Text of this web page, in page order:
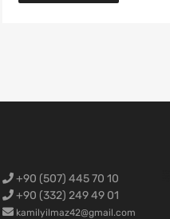
+90 (507) 445 70 10
+90 (332) 249 49 01
kamilyilmaz42@gmail.com